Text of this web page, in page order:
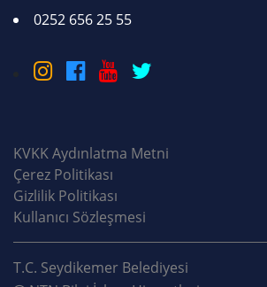
0252 656 25 55
KVKK Aydınlatma Metni
Çerez Politikası
Gizlilik Politikası
Kullanıcı Sözleşmesi
T.C. Seydikemer Belediyesi